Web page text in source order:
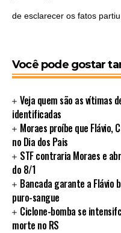
de esclarecer os fatos
Você pode gostar
Veja quem são as vítimas
identificadas
Moraes proíbe que Flávio,
no Dia dos Pais
STF contraria Moraes e
do 8/1
Bancada garante a Flávio
puro-sangue
Ciclone-bomba se
morte no RS